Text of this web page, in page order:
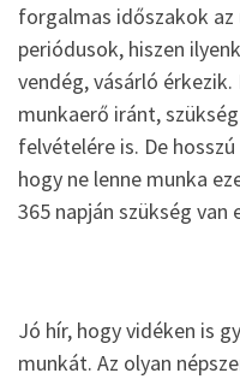
forgalmas időszakok az
periódusok, hiszen
vendég, vásárló
munkaerő iránt,
felvételére is. De
hogy ne lenne munka
365 napján szükség van
Jó hír, hogy vidéken is
munkát. Az olyan